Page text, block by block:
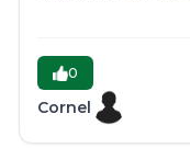
0
Cornel